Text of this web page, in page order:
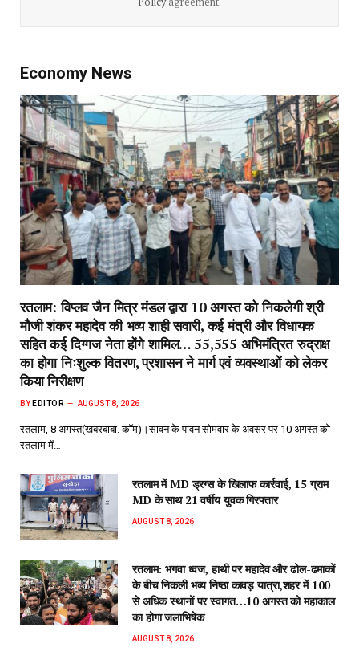
Economy News
रतलाम: विप्लव जैन मित्र मंडल द्वारा 10 अगस्त को निकलेगी श्री
मौजी शंकर महादेव की भव्य शाही सवारी, कई मंत्री और विधायक
सहित कई दिग्गज नेता होंगे शामिल… 55,555 अभिमंत्रित रुद्राक्ष
का होगा निःशुल्क वितरण, प्रशासन ने मार्ग एवं व्यवस्थाओं को लेकर
किया निरीक्षण
BY EDITOR AUGUST 8, 2026
रतलाम, 8 अगस्त(खबरबाबा. कॉम)।सावन के पावन सोमवार के अवसर पर 10 अगस्त को
रतलाम में…
रतलाम में MD ड्रग्स के खिलाफ कार्रवाई, 15 ग्राम
MD के साथ 21 वर्षीय युवक गिरफ्तार
AUGUST 8, 2026
रतलाम: भगवा ध्वज, हाथी पर महादेव और ढोल-ढमाकों
के बीच निकली भव्य निष्ठा कावड़ यात्रा,शहर में 100
से अधिक स्थानों पर स्वागत…10 अगस्त को महाकाल
का होगा जलाभिषेक
AUGUST 8, 2026